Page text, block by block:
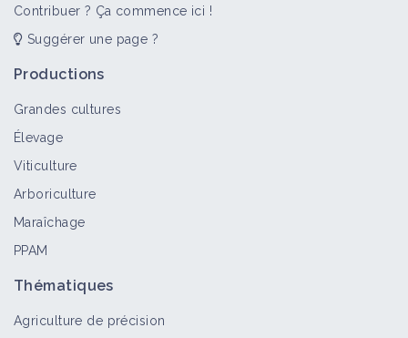
Contribuer ? Ça commence ici !
Suggérer une page ?
Productions
Grandes cultures
Élevage
Viticulture
Arboriculture
Maraîchage
PPAM
Thématiques
Agriculture de précision